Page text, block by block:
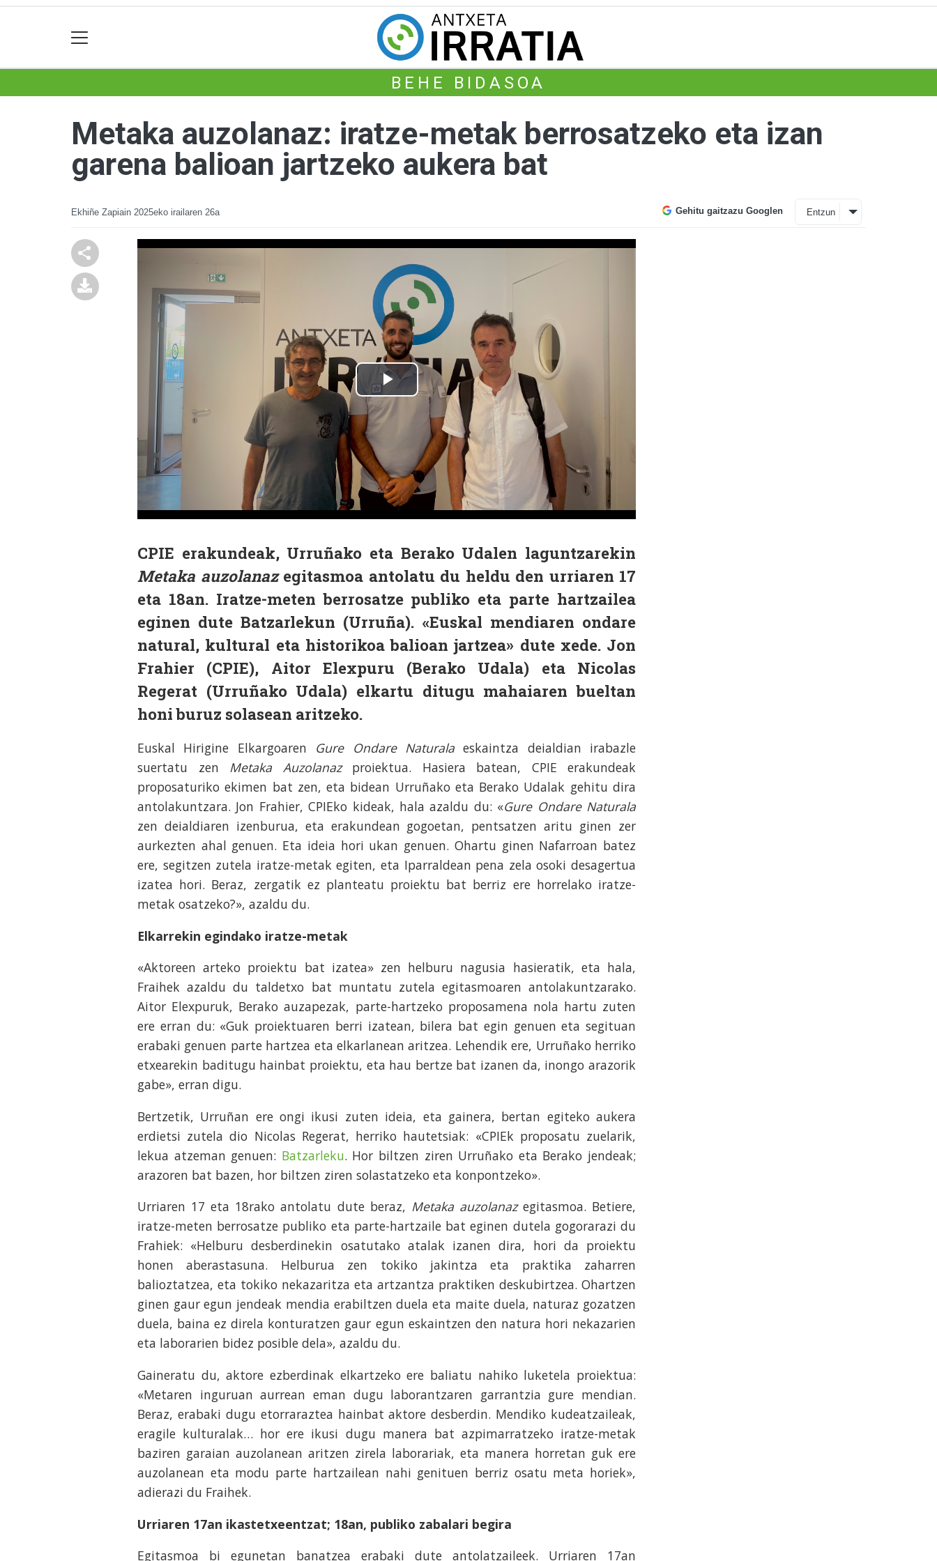
BEHE BIDASOA
Metaka auzolanaz: iratze-metak berrosatzeko eta izan
garena balioan jartzeko aukera bat
Ekhiñe Zapiain 2025eko irailaren 26a Gehitu gaitzazu Googlen Entzun
CPIE erakundeak, Urruñako eta Berako Udalen laguntzarekin
Metaka auzolanazegitasmoa antolatu du heldu den urriaren 17
eta 18an. Iratze-meten berrosatze publiko eta parte hartzailea
eginen dute Batzarlekun (Urruña). «Euskal mendiaren ondare
natural, kultural eta historikoa balioan jartzea» dute xede. Jon
Frahier (CPIE), Aitor Elexpuru (Berako Udala) eta Nicolas
Regerat (Urruñako Udala) elkartu ditugu mahaiaren bueltan
honi buruz solasean aritzeko.
Euskal Hirigine Elkargoaren Gure Ondare Naturalaeskaintza deialdian irabazle
suertatu zen Metaka Auzolanazproiektua. Hasiera batean, CPIE erakundeak
proposaturiko ekimen bat zen, eta bidean Urruñako eta Berako Udalak gehitu dira
antolakuntzara. Jon Frahier, CPIEko kideak, hala azaldu du: «Gure Ondare Naturala
zen deialdiaren izenburua, eta erakundean gogoetan, pentsatzen aritu ginen zer
aurkezten ahal genuen. Eta ideia hori ukan genuen. Ohartu ginen Nafarroan batez
ere, segitzen zutela iratze-metak egiten, eta Iparraldean pena zela osoki desagertua
izatea hori. Beraz, zergatik ez planteatu proiektu bat berriz ere horrelako iratze-
metak osatzeko?», azaldu du.
Elkarrekin egindako iratze-metak
«Aktoreen arteko proiektu bat izatea» zen helburu nagusia hasieratik, eta hala,
Fraihek azaldu du taldetxo bat muntatu zutela egitasmoaren antolakuntzarako.
Aitor Elexpuruk, Berako auzapezak, parte-hartzeko proposamena nola hartu zuten
ere erran du: «Guk proiektuaren berri izatean, bilera bat egin genuen eta segituan
erabaki genuen parte hartzea eta elkarlanean aritzea. Lehendik ere, Urruñako herriko
etxearekin baditugu hainbat proiektu, eta hau bertze bat izanen da, inongo arazorik
gabe», erran digu.
Bertzetik, Urruñan ere ongi ikusi zuten ideia, eta gainera, bertan egiteko aukera
erdietsi zutela dio Nicolas Regerat, herriko hautetsiak: «CPIEk proposatu zuelarik,
lekua atzeman genuen: Batzarleku. Hor biltzen ziren Urruñako eta Berako jendeak;
arazoren bat bazen, hor biltzen ziren solastatzeko eta konpontzeko».
Urriaren 17 eta 18rako antolatu dute beraz, Metaka auzolanazegitasmoa. Betiere,
iratze-meten berrosatze publiko eta parte-hartzaile bat eginen dutela gogorarazi du
Frahiek: «Helburu desberdinekin osatutako atalak izanen dira, hori da proiektu
honen aberastasuna. Helburua zen tokiko jakintza eta praktika zaharren
balioztatzea, eta tokiko nekazaritza eta artzantza praktiken deskubirtzea. Ohartzen
ginen gaur egun jendeak mendia erabiltzen duela eta maite duela, naturaz gozatzen
duela, baina ez direla konturatzen gaur egun eskaintzen den natura hori nekazarien
eta laborarien bidez posible dela», azaldu du.
Gaineratu du, aktore ezberdinak elkartzeko ere baliatu nahiko luketela proiektua:
«Metaren inguruan aurrean eman dugu laborantzaren garrantzia gure mendian.
Beraz, erabaki dugu etorraraztea hainbat aktore desberdin. Mendiko kudeatzaileak,
eragile kulturalak… hor ere ikusi dugu manera bat azpimarratzeko iratze-metak
baziren garaian auzolanean aritzen zirela laborariak, eta manera horretan guk ere
auzolanean eta modu parte hartzailean nahi genituen berriz osatu meta horiek»,
adierazi du Fraihek.
Urriaren 17an ikastetxeentzat; 18an, publiko zabalari begira
Egitasmoa bi egunetan banatzea erabaki dute antolatzaileek. Urriaren 17an